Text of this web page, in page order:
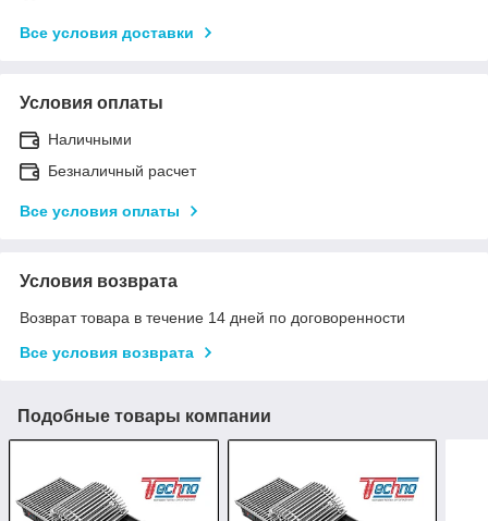
Все условия доставки
Условия оплаты
Наличными
Безналичный расчет
Все условия оплаты
Условия возврата
Возврат товара в течение 14 дней по договоренности
Все условия возврата
Подобные товары компании